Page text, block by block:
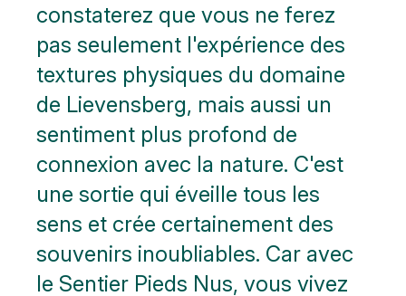
constaterez que vous ne ferez
pas seulement l'expérience des
textures physiques du domaine
de Lievensberg, mais aussi un
sentiment plus profond de
connexion avec la nature. C'est
une sortie qui éveille tous les
sens et crée certainement des
souvenirs inoubliables. Car avec
le Sentier Pieds Nus, vous vivez